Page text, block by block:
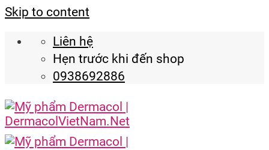
Skip to content
Liên hệ
Hẹn trước khi đến shop
0938692886